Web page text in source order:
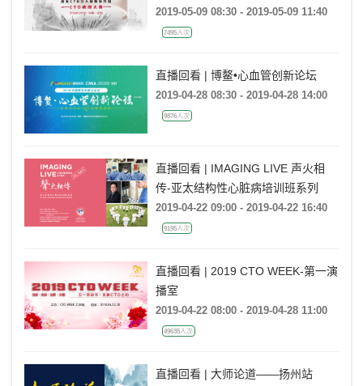
2019-05-09 08:30 - 2019-05-09 11:40
7495人次
直播回看 | 博鳌•心血管创新论坛
2019-04-28 08:30 - 2019-04-28 14:00
9876人次
直播回看 | IMAGING LIVE 声火相
传-亚太结构性心脏病培训班系列
2019-04-22 09:00 - 2019-04-22 16:40
9195人次
直播回看 | 2019 CTO WEEK-第一演
播室
2019-04-22 08:00 - 2019-04-28 11:00
49635人次
直播回看 | 大师论道——扬州站